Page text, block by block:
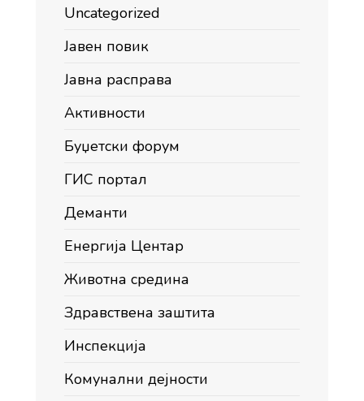
Uncategorized
Јавен повик
Јавна расправа
Активности
Буџетски форум
ГИС портал
Деманти
Енергија Центар
Животна средина
Здравствена заштита
Инспекција
Комунални дејности